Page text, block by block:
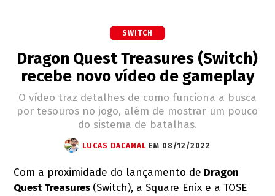
SWITCH
Dragon Quest Treasures (Switch)
recebe novo vídeo de gameplay
O vídeo traz detalhes de como funciona a busca
por tesouros no jogo, além de mostrar um pouco
do sistema de batalhas.
LUCAS DACANAL EM 08/12/2022
Com a proximidade do lançamento de Dragon
Quest Treasures (Switch), a Square Enix e a TOSE